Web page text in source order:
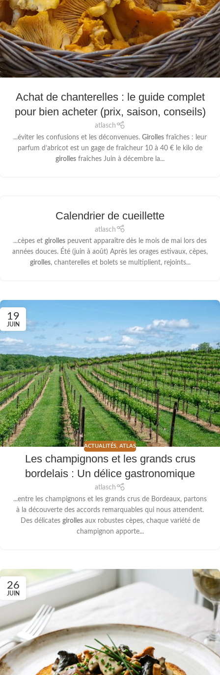
Achat de chanterelles : le guide complet
pour bien acheter (prix, saison, conseils)
atlasch
...éviter les confusions et les déconvenues. Girolles fraîches : leur
parfum d’abricot est un gage de fraîcheur 10 à 40 € le kilo de
girolles fraîches Juin à décembre la...
Calendrier de cueillette
atlasch
...cèpes et girolles peuvent apparaître dès le mois de mai lors des
années douces. Été (juin à août) Après les orages estivaux, cèpes,
girolles, chanterelles et bolets se multiplient, rejoints...
19
JUIN
ACTUALITÉS ATLAS
Les champignons et les grands crus
bordelais : Un délice gastronomique
atlasch
...entre les champignons et les grands crus de Bordeaux, partons
à la découverte des accords remarquables qui nous attendent.
Des délicates girollesaux robustes cèpes, chaque variété de
champignon apporte...
26
JUIN